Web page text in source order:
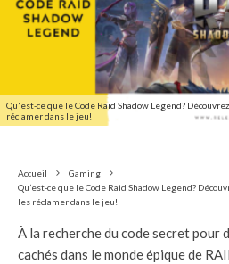
Qu'est-ce que le Code Raid Shadow Legend?
réclamer dans le jeu!
Accueil
Gaming
Qu’est-ce que le Code Raid Shadow Legend?
les réclamer dans le jeu!
À la recherche du code secret
cachés dans le monde épique de